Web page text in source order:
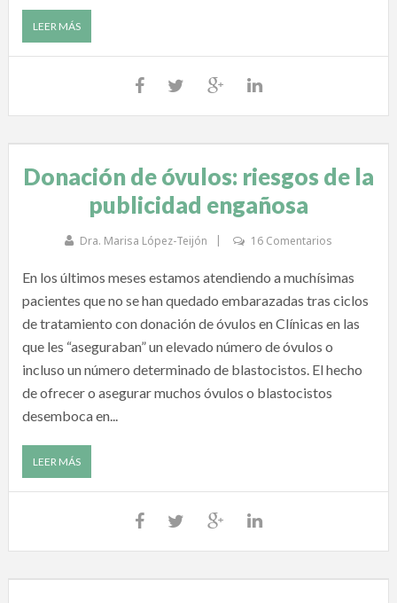
LEER MÁS
Donación de óvulos: riesgos de la
publicidad engañosa
Dra. Marisa López-Teijón 16 Comentarios
En los últimos meses estamos atendiendo a muchísimas
pacientes que no se han quedado embarazadas tras ciclos
de tratamiento con donación de óvulos en Clínicas en las
que les “aseguraban” un elevado número de óvulos o
incluso un número determinado de blastocistos. El hecho
de ofrecer o asegurar muchos óvulos o blastocistos
desemboca en...
LEER MÁS